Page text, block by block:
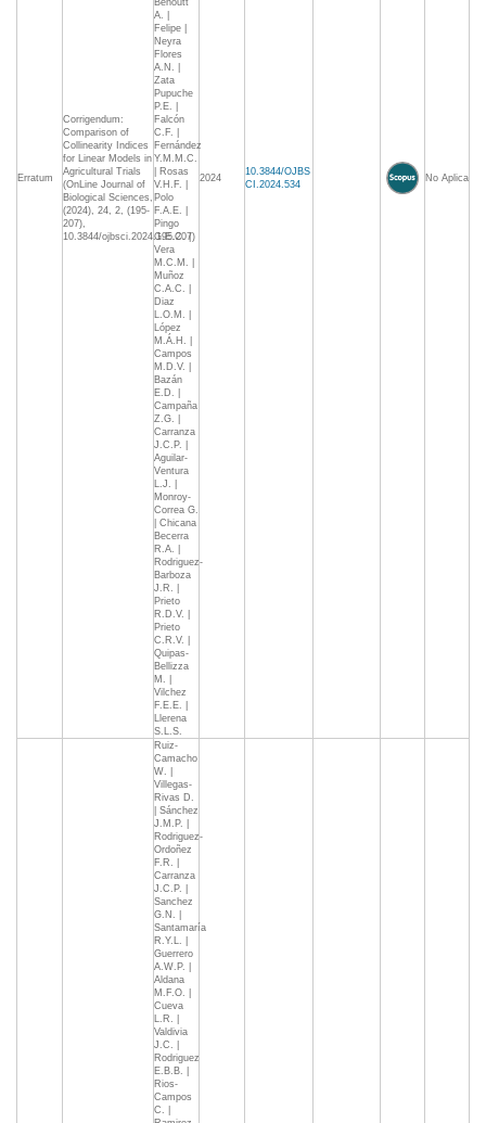
Erratum
Corrigendum:
Comparison of
Collinearity Indices
for Linear Models in
Agricultural Trials
(OnLine Journal of
Biological Sciences,
(2024), 24, 2, (195-
207),
10.3844/ojbsci.2024.195.207)
Benoutt
A. |
Felipe |
Neyra
Flores
A.N. |
Zata
Pupuche
P.E. |
Falcón
C.F. |
Fernández
Y.M.M.C.
| Rosas
V.H.F. |
Polo
F.A.E. |
Pingo
G.E.C. |
Vera
M.C.M. |
Muñoz
C.A.C. |
Diaz
L.O.M. |
López
M.Á.H. |
Campos
M.D.V. |
Bazán
E.D. |
Campaña
Z.G. |
Carranza
J.C.P. |
Aguilar-
Ventura
L.J. |
Monroy-
Correa G.
| Chicana
Becerra
R.A. |
Rodriguez-
Barboza
J.R. |
Prieto
R.D.V. |
Prieto
C.R.V. |
Quipas-
Bellizza
M. |
Vilchez
F.E.E. |
Llerena
S.L.S.
2024
10.3844/OJBS
CI.2024.534
No Aplica
Ruiz-
Camacho
W. |
Villegas-
Rivas D.
| Sánchez
J.M.P. |
Rodriguez-
Ordoñez
F.R. |
Carranza
J.C.P. |
Sanchez
G.N. |
Santamaría
R.Y.L. |
Guerrero
A.W.P. |
Aldana
M.F.O. |
Cueva
L.R. |
Valdivia
J.C. |
Rodriguez
E.B.B. |
Rios-
Campos
C. |